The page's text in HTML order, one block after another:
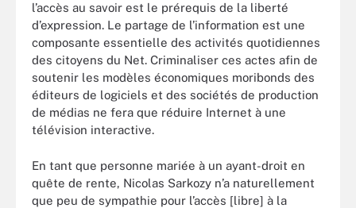
l’accès au savoir est le prérequis de la liberté
d’expression. Le partage de l’information est une
composante essentielle des activités quotidiennes
des citoyens du Net. Criminaliser ces actes afin de
soutenir les modèles économiques moribonds des
éditeurs de logiciels et des sociétés de production
de médias ne fera que réduire Internet à une
télévision interactive.
En tant que personne mariée à un ayant-droit en
quête de rente, Nicolas Sarkozy n’a naturellement
que peu de sympathie pour l’accès [libre] à la